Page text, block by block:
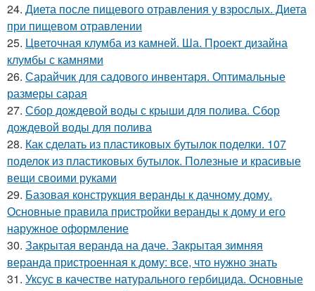
24. Диета после пищевого отравления у взрослых. Диета
при пищевом отравлении
25. Цветочная клумба из камней. Ша. Проект дизайна
клумбы с камнями
26. Сарайчик для садового инвентаря. Оптимальные
размеры сарая
27. Сбор дождевой воды с крыши для полива. Сбор
дождевой воды для полива
28. Как сделать из пластиковых бутылок поделки. 107
поделок из пластиковых бутылок. Полезные и красивые
вещи своими руками
29. Базовая конструкция веранды к дачному дому.
Основные правила пристройки веранды к дому и его
наружное оформление
30. Закрытая веранда на даче. Закрытая зимняя
веранда пристроенная к дому: все, что нужно знать
31. Уксус в качестве натурального гербицида. Основные